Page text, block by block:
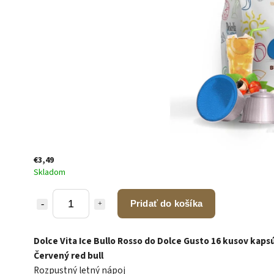
€3,49
Skladom
Pridať do košíka
Dolce Vita Ice Bullo Rosso do Dolce Gusto 16 kusov
Červený red bull
Rozpustný letný nápoj